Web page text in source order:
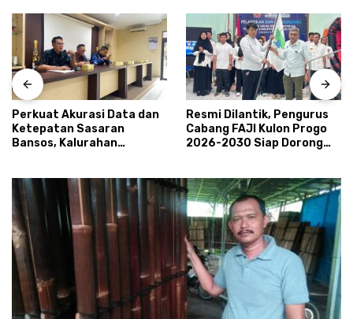
Perkuat Akurasi Data dan
Ketepatan Sasaran
Bansos, Kalurahan
Perlinsos
Resmi Dilantik, Pengurus
Cabang FAJI Kulon Progo
2026-2030 Siap Dorong